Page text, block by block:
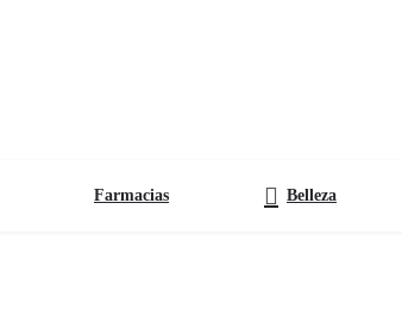
Farmacias Belleza